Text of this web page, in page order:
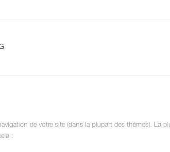
de votre site (dans la plupart des thèmes). La
: